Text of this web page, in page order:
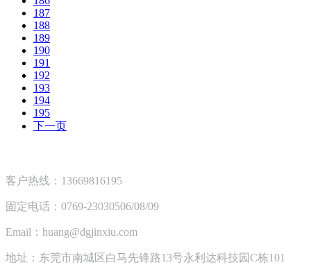
187
188
189
190
191
192
193
194
195
下一页
客户热线：13669816195
固定电话：0769-23030506/08/09
Email：huang@dgjinxiu.com
地址：东莞市南城区白马先锋路13号永利达科技园C栋101